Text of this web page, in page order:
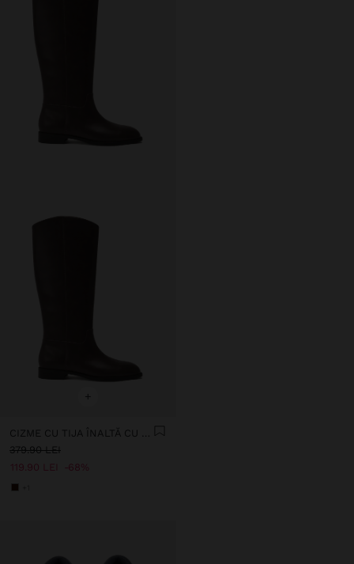
+
CIZME CU TIJA ÎNALTĂ CU TOC JOS
379.90 LEI
119.90 LEI
68%